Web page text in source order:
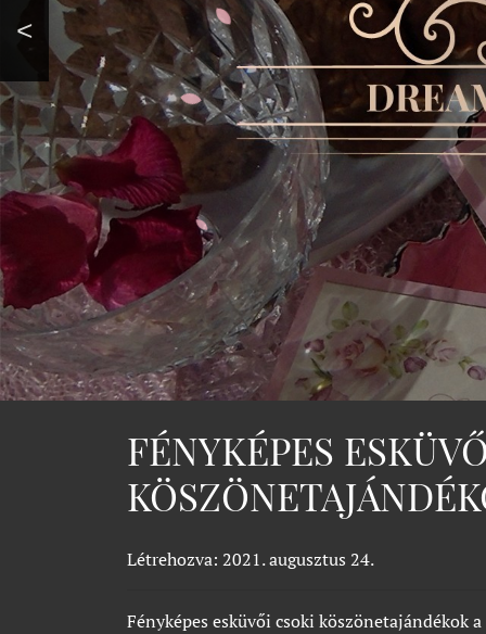
<
FÉNYKÉPES
Létrehozva: 2021. augusztus 24.
Fényképes esküvői csoki köszönetajándékok